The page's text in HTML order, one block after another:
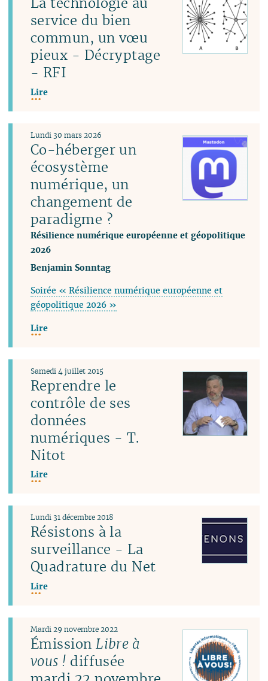
service du bien
commun, un vœu
pieux - Décryptage
- RFI
Lire
Co-héberger un
écosystème
numérique, un
changement de
paradigme ?
Résilience numérique européenne et géopolitique
2026
Lundi 30 mars 2026
Benjamin Sonntag
Soirée « Résilience numérique européenne et
géopolitique 2026 »
Lire
Reprendre le
contrôle de ses
données
numériques - T.
Nitot
Samedi 4 juillet 2015
Lire
Résistons à la
surveillance - La
Quadrature du Net
Lundi 31 décembre 2018
Lire
ÉmissionLibre à
vous ! diffusée
Mardi 29 novembre 2022